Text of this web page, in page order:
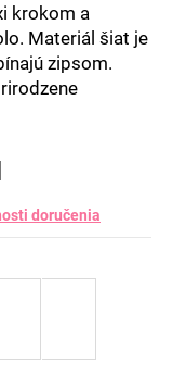
krokom a
Materiál šiat je
zipsom.
doručenia